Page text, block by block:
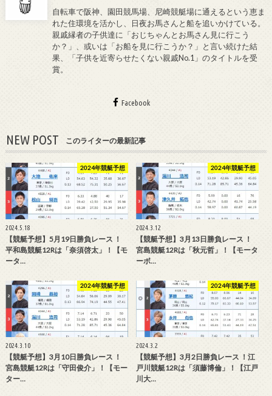
自転車で阪神、園田競馬場、尼崎競艇場に通えるという恵ま
れた住環境を活かし、日夜お馬さんと船を追いかけている。
親戚縁者の子供達に「おじちゃんとお馬さん見に行こう
か？」、或いは「お船を見に行こうか？」と言い続けた結
果、「子供を近寄らせたくない親戚No.1」のタイトルを受
賞。
Facebook
NEW POST このライターの最新記事
2024年競艇予想
2024.5.18
【競艇予想】5月19日勝負レース ！
平和島競艇12Rは「奈須啓太」！【モ
ータ…
2024年競艇予想
2024.3.12
【競艇予想】3月13日勝負レース ！
宮島競艇12Rは「秋元哲」！【モータ
ーボ…
2024年競艇予想
2024.3.10
【競艇予想】3月10日勝負レース ！
宮島競艇12Rは「守田俊介」！【モー
ター…
2024年競艇予想
2024.3.2
【競艇予想】3月2日勝負レース ！江
戸川競艇12Rは「須藤博倫」！【江戸
川大…